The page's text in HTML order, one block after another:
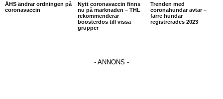
ÅHS ändrar ordningen på
coronavaccin
Nytt coronavaccin finns
nu på marknaden – THL
rekommenderar
boosterdos till vissa
grupper
Trenden med
coronahundar avtar –
färre hundar
registrerades 2023